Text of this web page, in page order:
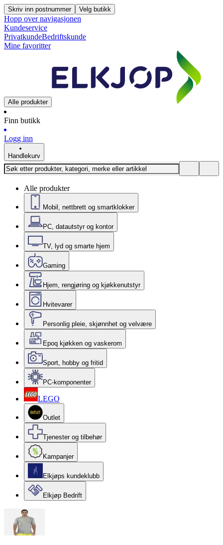
Skriv inn postnummer Velg butikk
Hopp over navigasjonen
Kundeservice
PrivatkundeBedriftskunde
Mine favoritter
Alle produkter
Finn butikk
Logg inn
Handlekurv
Alle produkter
Mobil, nettbrett og smartklokker
PC, datautstyr og kontor
TV, lyd og smarte hjem
Gaming
Hjem, rengjøring og kjøkkenutstyr
Hvitevarer
Personlig pleie, skjønnhet og velvære
Epoq kjøkken og vaskerom
Sport, hobby og fritid
PC-komponenter
LEGO
Outlet
Tjenester og tilbehør
Kampanjer
Elkjøps kundeklubb
Elkjøp Bedrift